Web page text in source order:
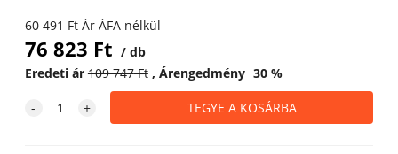
60 491 Ft Ár ÁFA nélkül
76 823 Ft
db
Eredeti ár 109 747Ft Árengedmény 30%